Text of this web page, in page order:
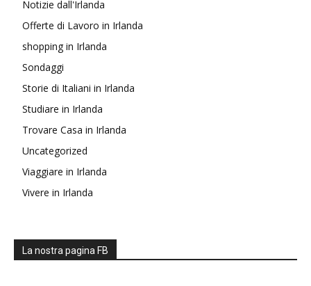
Notizie dall'Irlanda
Offerte di Lavoro in Irlanda
shopping in Irlanda
Sondaggi
Storie di Italiani in Irlanda
Studiare in Irlanda
Trovare Casa in Irlanda
Uncategorized
Viaggiare in Irlanda
Vivere in Irlanda
La nostra pagina FB